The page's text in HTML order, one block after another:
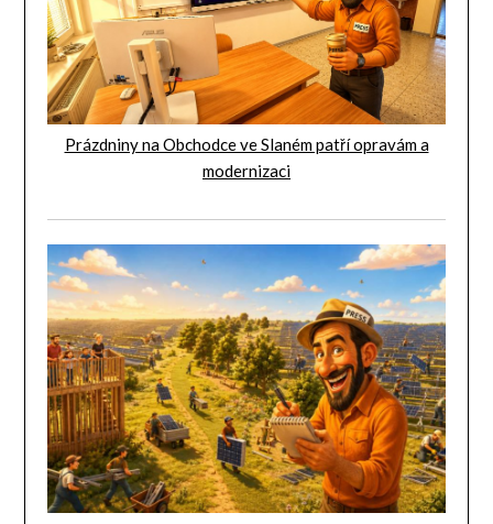
Prázdniny na Obchodce ve Slaném patří opravám a
modernizaci